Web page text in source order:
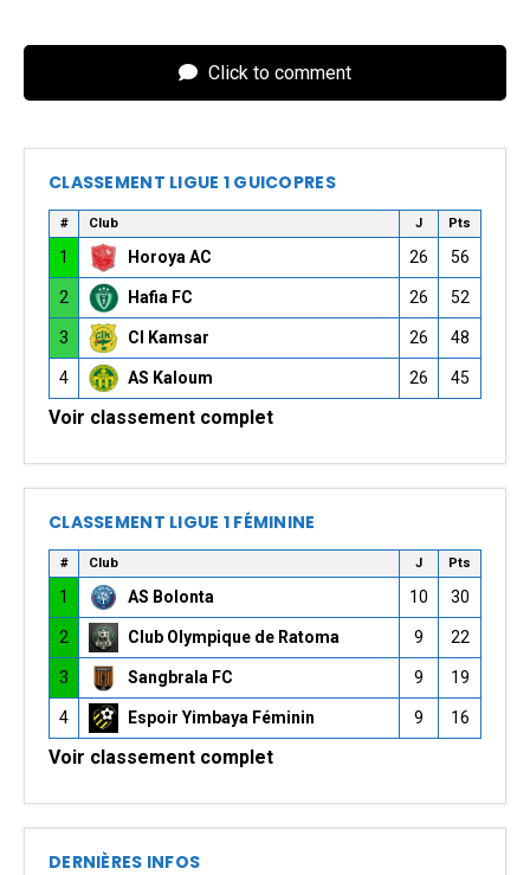
Click to comment
CLASSEMENT LIGUE 1 GUICOPRES
# Club J Pts
1 Horoya AC 26 56
2 Hafia FC 26 52
3 CI Kamsar 26 48
4 AS Kaloum 26 45
Voir classement complet
CLASSEMENT LIGUE 1 FÉMININE
# Club J Pts
1 AS Bolonta 10 30
2 Club Olympique de Ratoma 9 22
3 Sangbrala FC 9 19
4 Espoir Yimbaya Féminin 9 16
Voir classement complet
DERNIÈRES INFOS